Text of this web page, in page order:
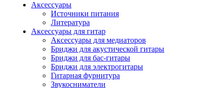
Аксессуары
Источники питания
Литература
Аксессуары для гитар
Аксессуары для медиаторов
Бриджи для акустической гитары
Бриджи для бас-гитары
Бриджи для электрогитары
Гитарная фурнитура
Звукосниматели